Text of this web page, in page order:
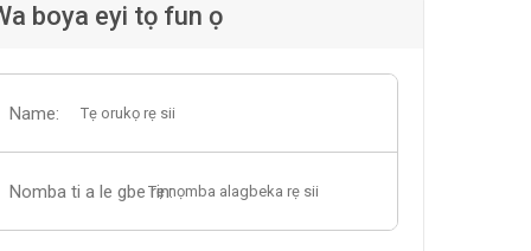
boya eyi tọ fun ọ
Name:
Nomba ti a le gbe rin: